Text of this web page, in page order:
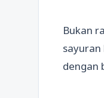
Bukan
dengan